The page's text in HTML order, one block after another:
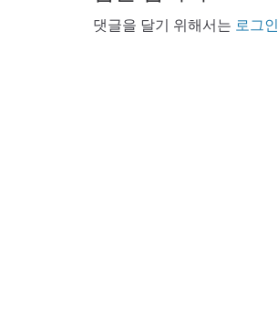
댓글을 달기 위해서는 로그인